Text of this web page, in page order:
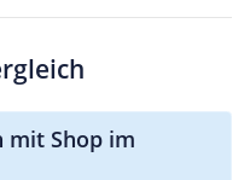
mit Shop im